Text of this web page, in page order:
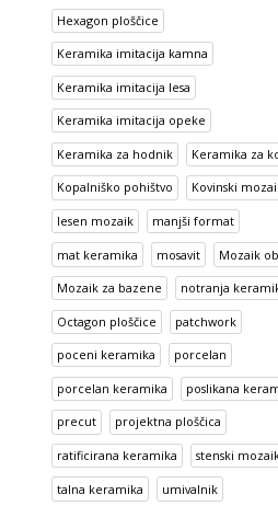
Hexagon ploščice
Keramika imitacija kamna
Keramika imitacija lesa
Keramika imitacija opeke
Keramika za hodnik Keramika za
Kopalniško pohištvo Kovinski
lesen mozaik manjši format
mat keramika mosavit Mozaik
Mozaik za bazene notranja
Octagon ploščice patchwork
poceni keramika porcelan
porcelan keramika poslikana
precut projektna ploščica
ratificirana keramika stenski
talna keramika umivalnik